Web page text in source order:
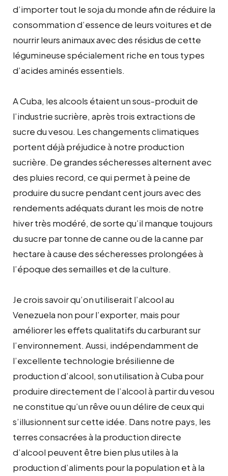
d’importer tout le soja du monde afin de réduire la
consommation d’essence de leurs voitures et de
nourrir leurs animaux avec des résidus de cette
légumineuse spécialement riche en tous types
d’acides aminés essentiels.
A Cuba, les alcools étaient un sous-produit de
l’industrie sucrière, après trois extractions de
sucre du vesou. Les changements climatiques
portent déjà préjudice à notre production
sucrière. De grandes sécheresses alternent avec
des pluies record, ce qui permet à peine de
produire du sucre pendant cent jours avec des
rendements adéquats durant les mois de notre
hiver très modéré, de sorte qu’il manque toujours
du sucre par tonne de canne ou de la canne par
hectare à cause des sécheresses prolongées à
l’époque des semailles et de la culture.
Je crois savoir qu’on utiliserait l’alcool au
Venezuela non pour l’exporter, mais pour
améliorer les effets qualitatifs du carburant sur
l’environnement. Aussi, indépendamment de
l’excellente technologie brésilienne de
production d’alcool, son utilisation à Cuba pour
produire directement de l’alcool à partir du vesou
ne constitue qu’un rêve ou un délire de ceux qui
s’illusionnent sur cette idée. Dans notre pays, les
terres consacrées à la production directe
d’alcool peuvent être bien plus utiles à la
production d’aliments pour la population et à la